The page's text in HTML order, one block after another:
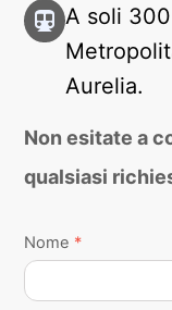
A soli
Aurelia.
Non esitate a
qualsiasi
Nome *